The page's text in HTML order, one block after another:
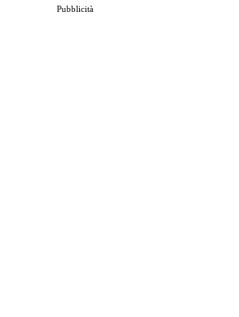
Pubblicità